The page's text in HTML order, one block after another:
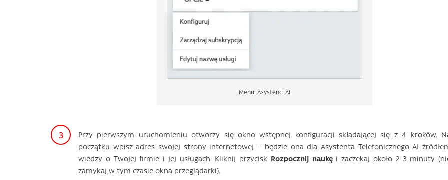
Menu: Asystenci AI
Przy pierwszym uruchomieniu otworzy się okno wstępnej konfiguracji składającej się z 4 kroków.
początku wpisz adres swojej strony internetowej – będzie ona dla Asystenta Telefonicznego AI
wiedzy o Twojej firmie i jej usługach. Kliknij przycisk Rozpocznij naukęi zaczekaj około 2-3 minuty
zamykaj w tym czasie okna przeglądarki).